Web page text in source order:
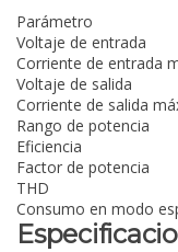
Parámetro
Voltaje de entrada
Corriente de entrada
Voltaje de salida
Corriente de salida
Rango de potencia
Eficiencia
Factor de potencia
THD
Consumo en modo